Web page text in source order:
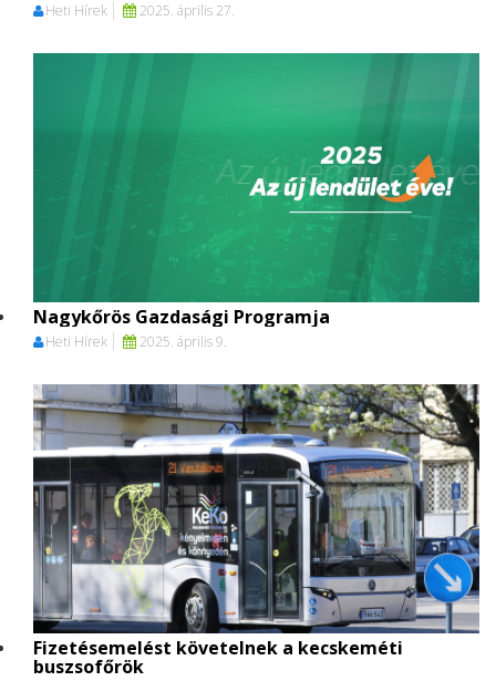
Heti Hírek 2025. április 27.
Nagykőrös Gazdasági Programja
Heti Hírek 2025. április 9.
Fizetésemelést követelnek a kecskeméti
buszsofőrök